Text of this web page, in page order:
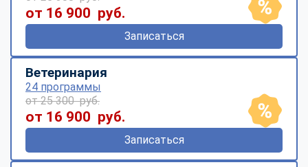
от 16 900 руб.
Записаться
Ветеринария
24 программы
от 25 300 руб.
от 16 900 руб.
Записаться